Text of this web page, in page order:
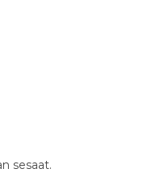
sesaat.